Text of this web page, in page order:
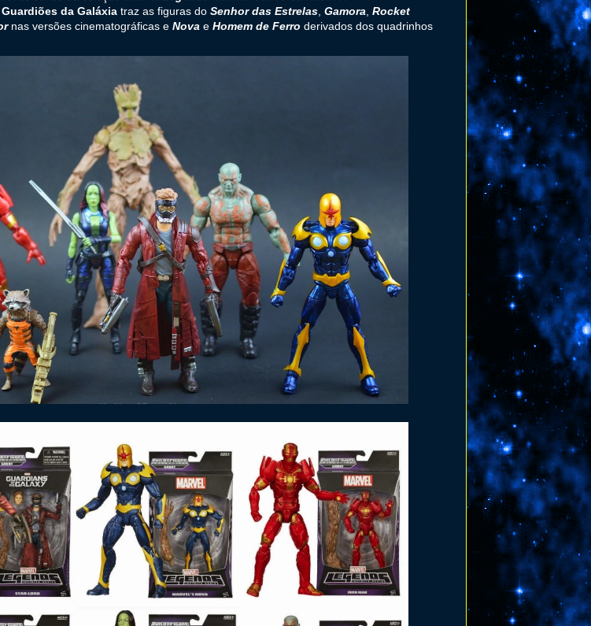
Guardiões da Galáxia traz as figuras do Senhor das Estrelas Gamora Rocket
nas versões cinematográficas e Nova e Homem de Ferro derivados dos quadrinhos